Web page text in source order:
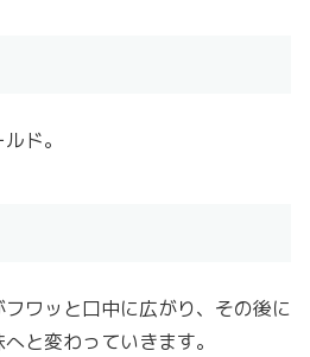
ド。
ワッと口中に広がり、その後に
と変わっていきます。